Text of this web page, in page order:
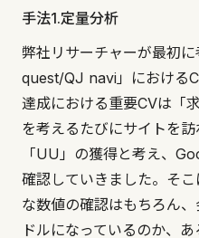
手法1.定量分析
弊社リサーチャーが最初
quest/QJ navi」における
達成における重要CVは「
を考えるたびにサイトを
「UU」の獲得と考え、
確認していきました。そ
な数値の確認はもちろん
ドルになっているのか、